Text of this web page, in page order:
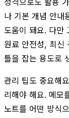
나 기본 개념 안내
도움이 돼요. 다만
원료 안전성, 최신
틀을 잡는 용도로
관리 팁도 중요해
리해야 해요. 메모
노트를 어떤 방식